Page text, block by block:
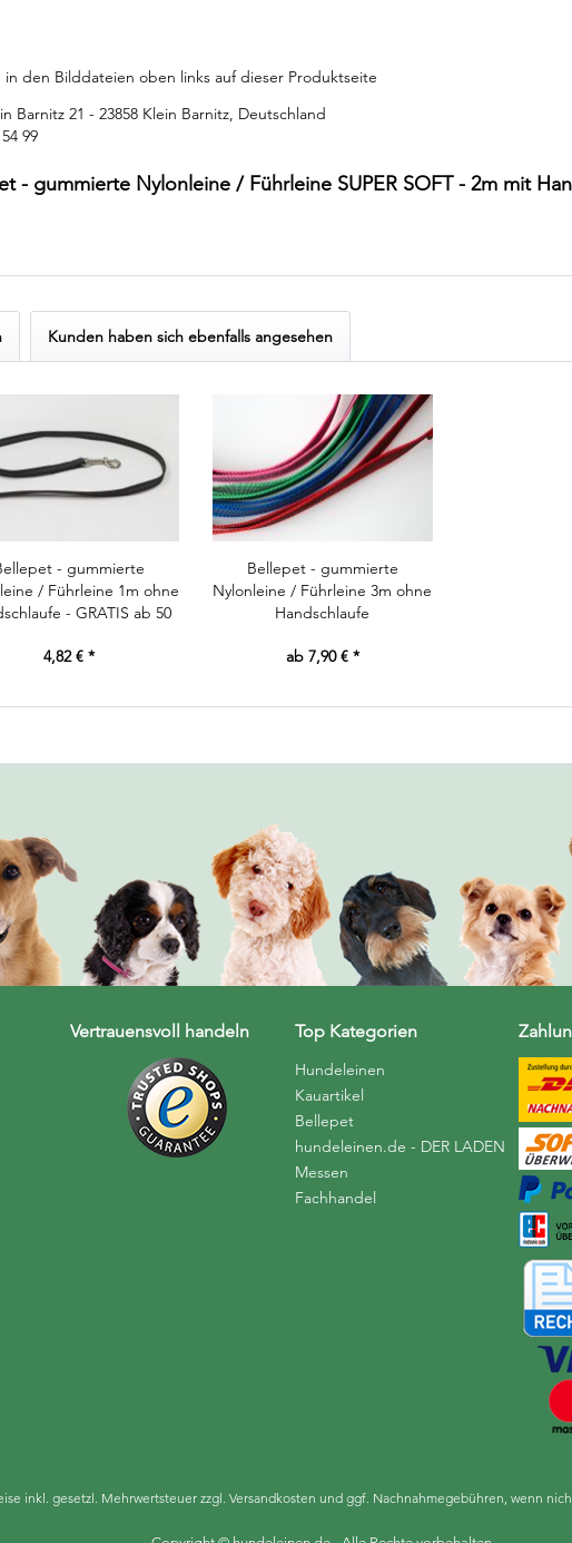
den Bilddateien oben links auf dieser Produktseite
Barnitz 21 - 23858 Klein Barnitz, Deutschland
99
- gummierte Nylonleine / Führleine SUPER SOFT - 2m mit
Kunden haben sich ebenfalls angesehen
- gummierte
/ Führleine 1m ohne
- GRATIS ab 50
4,82 € *
Bellepet - gummierte
Nylonleine / Führleine 3m ohne
Handschlaufe
ab 7,90 € *
Vertrauensvoll handeln Top Kategorien
Hundeleinen
Kauartikel
Bellepet
hundeleinen.de - DER LADEN
Messen
Fachhandel
inkl. gesetzl. Mehrwertsteuer zzgl. Versandkosten und ggf. Nachnahmegebühren, wenn